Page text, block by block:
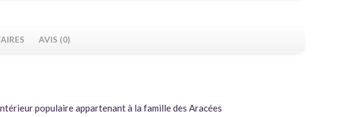
AVIS (0)
populaire appartenant à la famille des Aracées